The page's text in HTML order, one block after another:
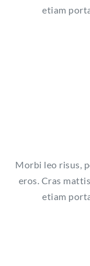
etiam
Morbi leo risus,
eros. Cras
etiam